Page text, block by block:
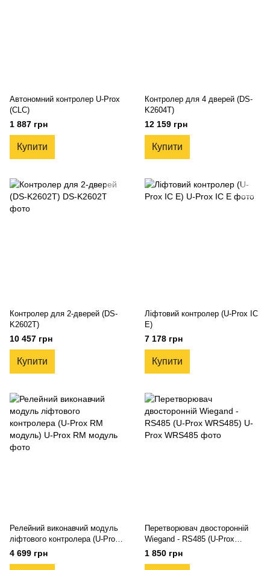
Автономний контролер U-Prox
(CLC)
1 887 грн
Купити
Контролер для 4 дверей (DS-
K2604T)
12 159 грн
Купити
Контролер для 2-дверей (DS-
K2602T)
10 457 грн
Купити
Ліфтовий контролер (U-Prox IC
E)
7 178 грн
Купити
Релейний виконавчий модуль
ліфтового контролера (U-Prox
RM модуль)
4 699 грн
Перетворювач двосторонній
Wiegand - RS485 (U-Prox
WRS485)
1 850 грн